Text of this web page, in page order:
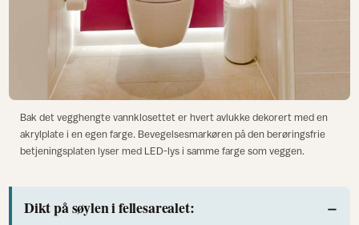
Bak det vegghengte vannklosettet er hvert avlukke dekorert med en
akrylplate i en egen farge. Bevegelsesmarkøren på den berøringsfrie
betjeningsplaten lyser med LED-lys i samme farge som veggen.
Dikt på søylen i fellesarealet: